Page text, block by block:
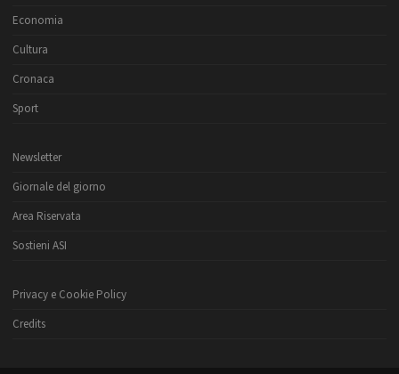
Economia
Cultura
Cronaca
Sport
Newsletter
Giornale del giorno
Area Riservata
Sostieni ASI
Privacy e Cookie Policy
Credits